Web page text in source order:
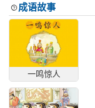
成语故事
一鸣惊人